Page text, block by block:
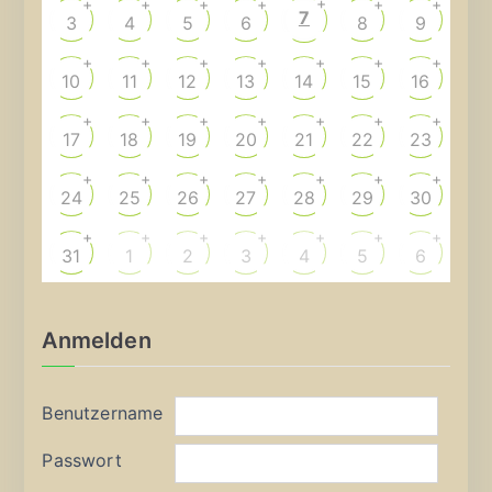
3
+
4
+
5
+
6
+
7 8
+
9
+
10
+
11
+
12
+
13
+
14
+
15
+
16
+
17
+
18
+
19
+
20
+
21
+
22
+
23
+
24
+
25
+
26
+
27
+
28
+
29
+
30
+
31
+
1
+
2
+
3
+
4
+
5
+
6
+
Anmelden
Benutzername
Passwort